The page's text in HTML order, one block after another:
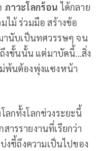
ภาวะโลกร้อน ได้กลาย
ไม้ ร่วมมือ สร้างข้อ
านับเป็นทศวรรษๆ จน
ถึงขั้นนั้น แต่มาบัดนี้...สิ่ง
พ้นต้องพุ่งแซงหน้า
ลกทั้งโลกช่วงระยะนี้
ารรายงานที่เรียกว่า
ชี้ถึงความเป็นไปของ